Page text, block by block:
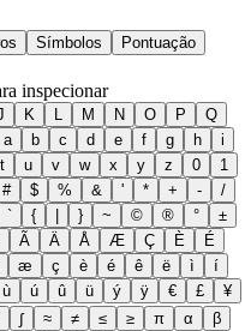
Símbolos
Pontuação
inspecionar
K M N O P
Q
a b c d e f g h
i
t u v w x y z 0
1
# $ % & ' * + -
/
` { } ~ © ® °
±
Ã Ä Å Æ Ç È
É
æ ç è é ê ë ì
í
ù ú û ü ý ÿ € £
¥
∫ ≈ ≠ ≤ ≥ π α
β